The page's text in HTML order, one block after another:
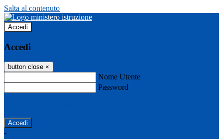
Salta al contenuto
Accedi
Accedi
button close ×
Nome Utente
Password
-